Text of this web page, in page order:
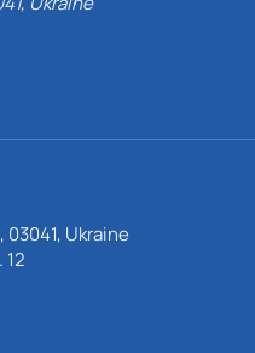
03041, Ukraine
12